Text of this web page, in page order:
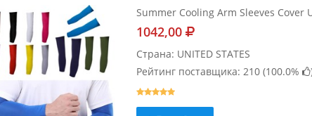
Summer Cooling Arm Sleeves
1042,00
Страна: UNITED STATES
Рейтинг поставщика: 210 (100.0%